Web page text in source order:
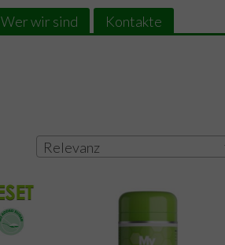
Wer wir sind Kontakte
Relevanz